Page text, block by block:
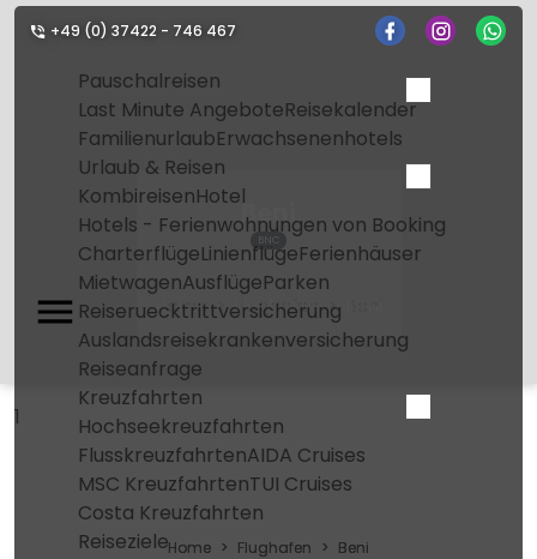
+49 (0) 37422 - 746 467
Pauschalreisen
Last Minute AngeboteReisekalender
FamilienurlaubErwachsenenhotels
Urlaub & Reisen
KombireisenHotel
Hotels - Ferienwohnungen von Booking
CharterflügeLinienflügeFerienhäuser
MietwagenAusflügeParken
Reiseruecktrittversicherung
Auslandsreisekrankenversicherung
Reiseanfrage
Kreuzfahrten
Hochseekreuzfahrten
FlusskreuzfahrtenAIDA Cruises
MSC KreuzfahrtenTUI Cruises
Costa Kreuzfahrten
Reiseziele
Beni
BNC
Home Flughafen
1
Home Flughafen Beni